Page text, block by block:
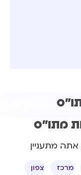
מתו"ס
מתעניין
מרכז צפון